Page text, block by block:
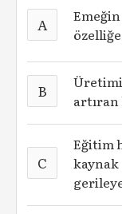
A
B
Üretimi
artıran
C
Eğitim
kaynak